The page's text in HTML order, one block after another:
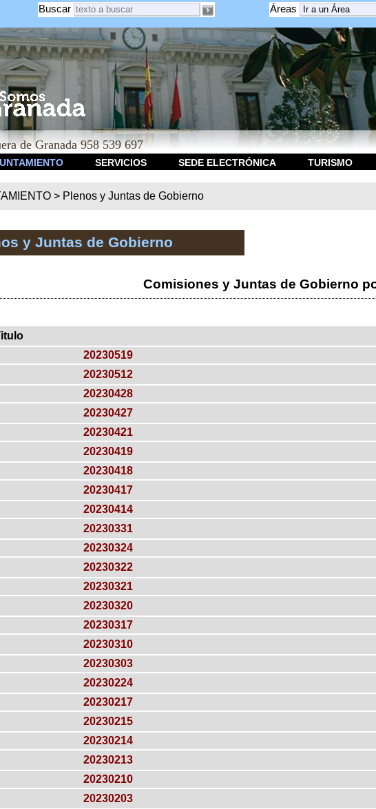
Áreas
Buscar
de Granada 958 539 697
SERVICIOS SEDE ELECTRÓNICA TURISMO
> Plenos y Juntas de Gobierno
y Juntas de Gobierno
Comisiones y Juntas de Gobierno
20230519
20230512
20230428
20230427
20230421
20230419
20230418
20230417
20230414
20230331
20230324
20230322
20230321
20230320
20230317
20230310
20230303
20230224
20230217
20230215
20230214
20230213
20230210
20230203